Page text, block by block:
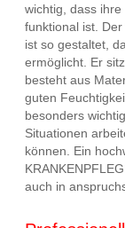
wichtig, dass
funktional ist. Der
ist so gestaltet,
ermöglicht. Er
besteht aus
guten
besonders
Situationen
können. Ein
auch in